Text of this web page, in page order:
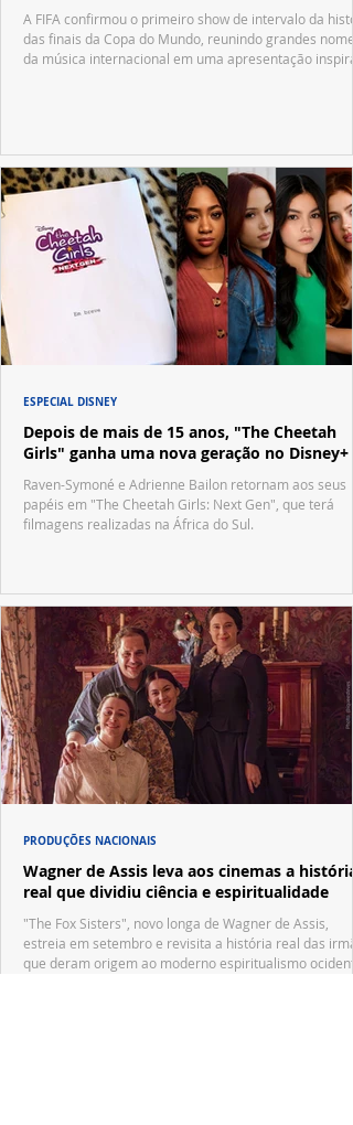
A FIFA confirmou o primeiro show de intervalo da
das finais da Copa do Mundo, reunindo grandes nomes
da música internacional em uma apresentação
Depois de mais de 15 anos, "The Cheetah
Girls" ganha uma nova geração no Disney+
Raven-Symoné e Adrienne Bailon retornam aos seus
papéis em "The Cheetah Girls: Next Gen", que terá
filmagens realizadas na África do Sul.
ESPECIAL DISNEY
Wagner de Assis leva aos cinemas a história
real que dividiu ciência e espiritualidade
"The Fox Sisters", novo longa de Wagner de Assis,
estreia em setembro e revisita a história real das
que deram origem ao moderno espiritualismo
PRODUÇÕES NACIONAIS